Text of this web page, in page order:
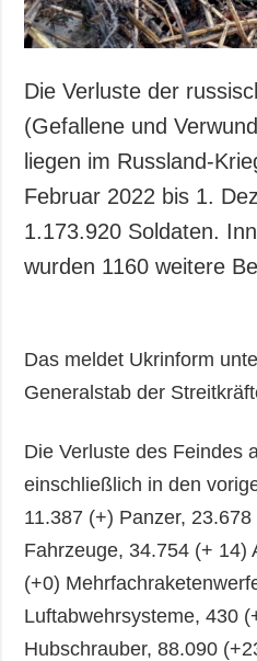
Notstand und
Notfälle
ZUSÄTZLICH
Veröffentlichungen
Interview
Video
Die Verluste der
(Gefallene und
liegen im Russland-
Februar 2022 bis 1.
1.173.920 Soldaten.
wurden 1160 weitere
Das meldet Ukrinform
Generalstab der
Die Verluste des Feindes
einschließlich in den
11.387 (+) Panzer,
Fahrzeuge, 34.754 (+ 14)
(+0)
Luftabwehrsysteme, 430
Hubschrauber, 88.090